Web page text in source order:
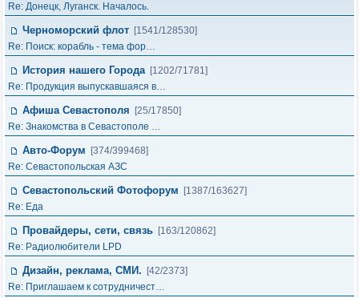
Re: Донецк, Луганск. Началось.
Черноморский флот [1541/128530]
Re: Поиск: корабль - тема фор…
История нашего Города [1202/71781]
Re: Продукция выпускавшаяся в…
Афиша Севастополя
[25/17850]
Re: Знакомства в Севастополе …
Авто-Форум
[374/399468]
Re: Севастопольская АЗС
Севастопольский Фотофорум
[1387/163627]
Re: Еда
Провайдеры, сети, связь [163/120862]
Re: Радиолюбители LPD
Дизайн, реклама, СМИ.
[42/2373]
Re: Приглашаем к сотрудничест…